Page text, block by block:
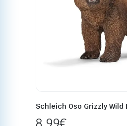
Schleich Oso Grizzly Wild